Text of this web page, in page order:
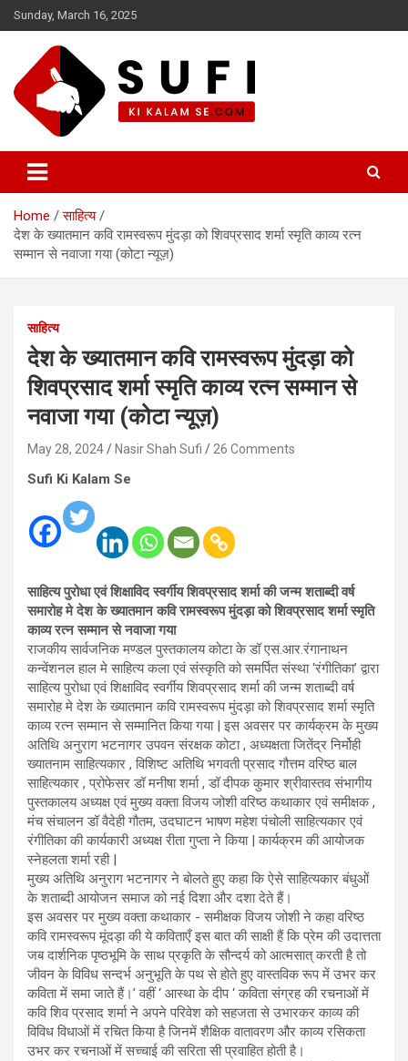
Skip
to
Sunday, March 16, 2025
सूफी की कलम से
Home
साहित्य
देश के ख्यातमान कवि रामस्वरूप मुंदड़ा को शिवप्रसाद शर्मा स्मृति काव्य रत्न
सम्मान से नवाजा गया (कोटा न्यूज़)
साहित्य
देश के ख्यातमान कवि रामस्वरूप मुंदड़ा को
शिवप्रसाद शर्मा स्मृति काव्य रत्न सम्मान से
नवाजा गया (कोटा न्यूज़)
May 28, 2024 Nasir Shah Sufi 26 Comments
Sufi Ki Kalam Se
साहित्य पुरोधा एवं शिक्षाविद स्वर्गीय शिवप्रसाद शर्मा की जन्म शताब्दी वर्ष
समारोह मे देश के ख्यातमान कवि रामस्वरूप मुंदड़ा को शिवप्रसाद शर्मा स्मृति
काव्य रत्न सम्मान से नवाजा गया
राजकीय सार्वजनिक मण्डल पुस्तकालय कोटा के डॉ एस.आर.रंगानाथन
कन्वेंशनल हाल मे साहित्य कला एवं संस्कृति को समर्पित संस्था ‘रंगीतिका’ द्वारा
साहित्य पुरोधा एवं शिक्षाविद स्वर्गीय शिवप्रसाद शर्मा की जन्म शताब्दी वर्ष
समारोह मे देश के ख्यातमान कवि रामस्वरूप मुंदड़ा को शिवप्रसाद शर्मा स्मृति
काव्य रत्न सम्मान से सम्मानित किया गया | इस अवसर पर कार्यक्रम के मुख्य
अतिथि अनुराग भटनागर उपवन संरक्षक कोटा , अध्यक्षता जितेंद्र निर्मोही
ख्यातनाम साहित्यकार , विशिष्ट अतिथि भगवती प्रसाद गौत्तम वरिष्ठ बाल
साहित्यकार , प्रोफेसर डॉ मनीषा शर्मा , डॉ दीपक कुमार श्रीवास्तव संभागीय
पुस्तकालय अध्यक्ष एवं मुख्य वक्ता विजय जोशी वरिष्ठ कथाकार एवं समीक्षक ,
मंच संचालन डॉ वैदेही गौतम, उदघाटन भाषण महेश पंचोली साहित्यकार एवं
रंगीतिका की कार्यकारी अध्यक्ष रीता गुप्ता ने किया | कार्यक्रम की आयोजक
स्नेहलता शर्मा रही |
मुख्य अतिथि अनुराग भटनागर ने बोलते हुए कहा कि ऐसे साहित्यकार बंधुओं
के शताब्दी आयोजन समाज को नई दिशा और दशा देते हैं।
इस अवसर पर मुख्य वक्ता कथाकार - समीक्षक विजय जोशी ने कहा वरिष्ठ
कवि रामस्वरूप मूंदड़ा की ये कविताएँ इस बात की साक्षी हैं कि प्रेम की उदात्तता
जब दार्शनिक पृष्ठभूमि के साथ प्रकृति के सौन्दर्य को आत्मसात् करती है तो
जीवन के विविध सन्दर्भ अनुभूति के पथ से होते हुए वास्तविक रूप में उभर कर
कविता में समा जाते हैं।’ वहीं ‘ आस्था के दीप ‘ कविता संग्रह की रचनाओं में
कवि शिव प्रसाद शर्मा ने अपने परिवेश को सहजता से उभारकर काव्य की
विविध विधाओं में रचित किया है जिनमें शैक्षिक वातावरण और काव्य रसिकता
उभर कर रचनाओं में सच्चाई की सरिता सी प्रवाहित होती है।